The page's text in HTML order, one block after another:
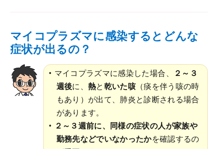
マイコプラズマに感染するとどんな
症状が出るの？
マイコプラズマに感染した場合、
２～３
週後に、 熱と乾いた咳（痰を伴う咳の時
もあり）が出て、肺炎と診断される場合
があります。
２～３週前に、同様の症状の人が家族や
勤務先などでいなかったかを確認するの